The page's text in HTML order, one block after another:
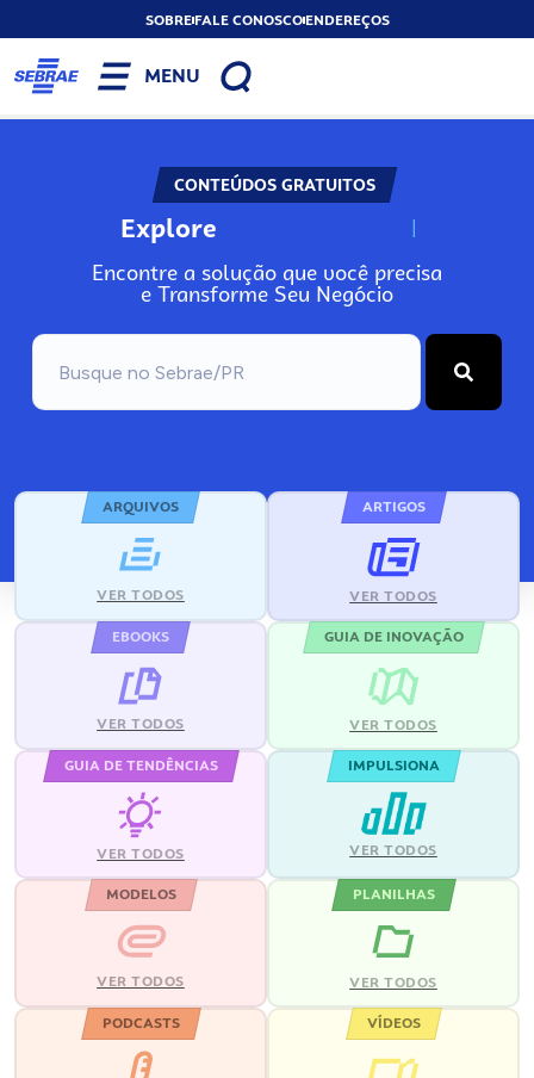
SOBREFALE CONOSCOENDEREÇOS
MENU
CONTEÚDOS GRATUITOS
Explore N
Encontre a solução que você precisa
e Transforme Seu Negócio
ARQUIVOS
VER TODOS
ARTIGOS
VER TODOS
EBOOKS
VER TODOS
GUIA DE INOVAÇÃO
VER TODOS
GUIA DE TENDÊNCIAS
VER TODOS
IMPULSIONA
VER TODOS
MODELOS
VER TODOS
PLANILHAS
VER TODOS
PODCASTS VÍDEOS